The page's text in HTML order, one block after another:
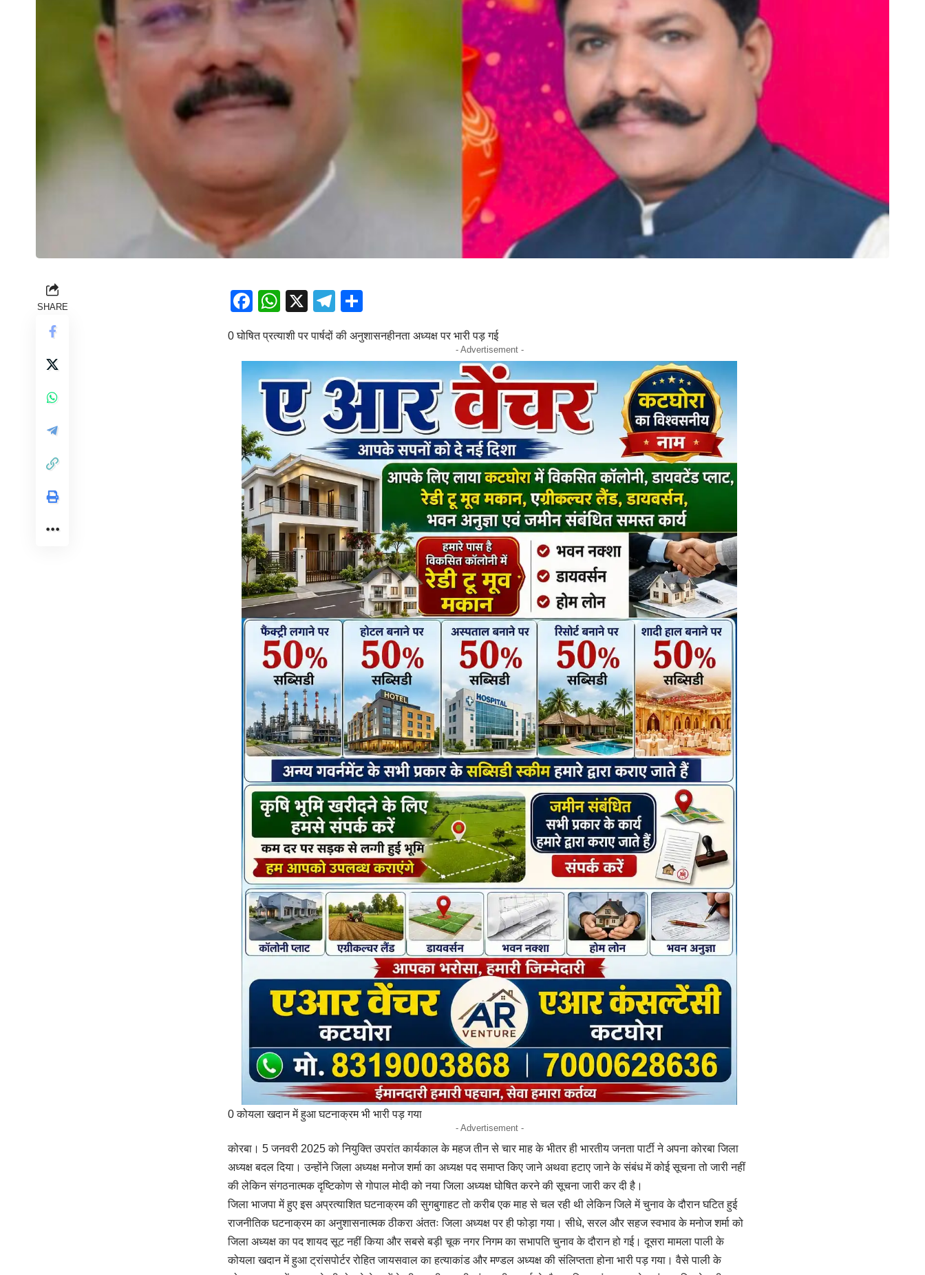
SHARE Facebook
WhatsApp
X Telegram
0 घोषित प्रत्याशी पर पार्षदों की अनुशासनहीनता अध्यक्ष पर भारी पड़ गई
- Advertisement -
0 कोयला खदान में हुआ घटनाक्रम भी भारी पड़ गया
- Advertisement -
कोरबा। 5 जनवरी 2025 को नियुक्ति उपरांत कार्यकाल के महज तीन से चार माह के भीतर ही भारतीय जनता पार्टी ने अपना कोरबा जिला
अध्यक्ष बदल दिया। उन्होंने जिला अध्यक्ष मनोज शर्मा का अध्यक्ष पद समाप्त किए जाने अथवा हटाए जाने के संबंध में कोई सूचना तो जारी नहीं
की लेकिन संगठनात्मक दृष्टिकोण से गोपाल मोदी को नया जिला अध्यक्ष घोषित करने की सूचना जारी कर दी है।
जिला भाजपा में हुए इस अप्रत्याशित घटनाक्रम की सुगबुगाहट तो करीब एक माह से चल रही थी लेकिन जिले में चुनाव के दौरान घटित हुई
राजनीतिक घटनाक्रम का अनुशासनात्मक ठीकरा अंततः जिला अध्यक्ष पर ही फोड़ा गया। सीधे, सरल और सहज स्वभाव के मनोज शर्मा को
जिला अध्यक्ष का पद शायद सूट नहीं किया और सबसे बड़ी चूक नगर निगम का सभापति चुनाव के दौरान हो गई। दूसरा मामला पाली के
कोयला खदान में हुआ ट्रांसपोर्टर रोहित जायसवाल का हत्याकांड और मण्डल अध्यक्ष की संलिप्तता होना भारी पड़ गया। वैसे पाली के